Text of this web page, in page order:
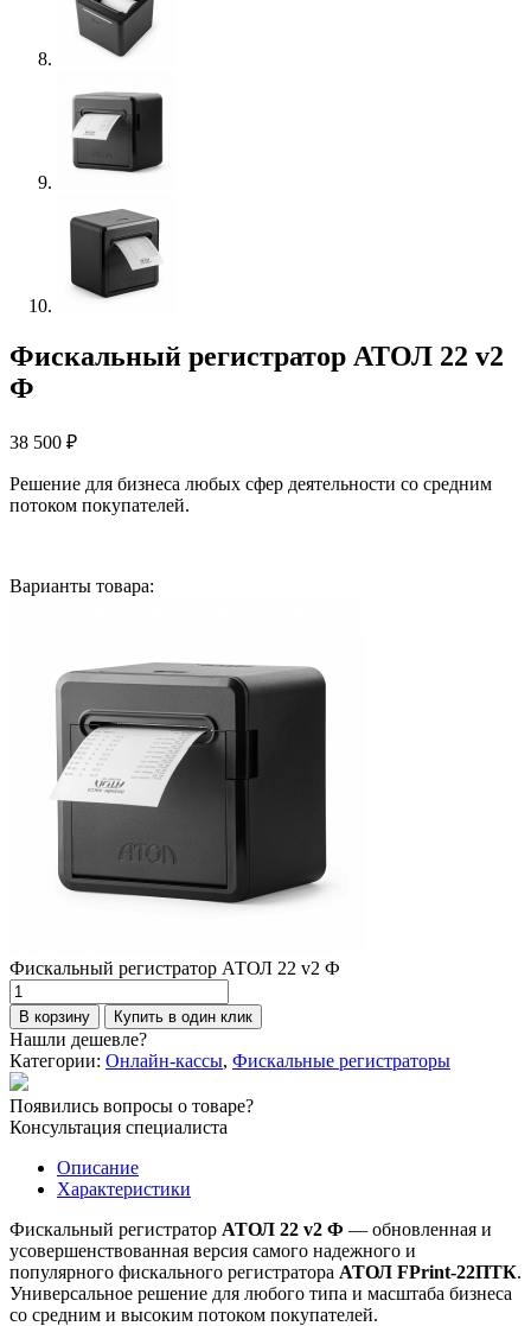
Фискальный регистратор АТОЛ 22 v2
Ф
38 500 ₽
Решение для бизнеса любых сфер деятельности со средним
потоком покупателей.
Варианты товара:
Фискальный регистратор АТОЛ 22 v2 Ф
Количество
товара
Фискальный
регистратор
АТОЛ
22
v2
Ф
В корзину Купить в один клик
Нашли дешевле?
Категории: Онлайн-кассы, Фискальные регистраторы
Появились вопросы о товаре?
Консультация специалиста
Описание
Характеристики
Фискальный регистратор АТОЛ 22 v2 Ф — обновленная и
усовершенствованная версия самого надежного и
популярного фискального регистратора АТОЛ FPrint-22ПТК.
Универсальное решение для любого типа и масштаба бизнеса
со средним и высоким потоком покупателей.